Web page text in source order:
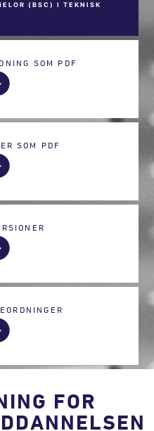
(BSC) I TEKNISK
SOM PDF
SOM PDF
FOR